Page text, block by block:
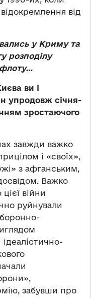
від
у Криму та
розподілу
ви і
упродовж січня-
зростаючого
завжди важко
і «своїх»,
з афганським,
Важко
війни
руйнували
забувши про